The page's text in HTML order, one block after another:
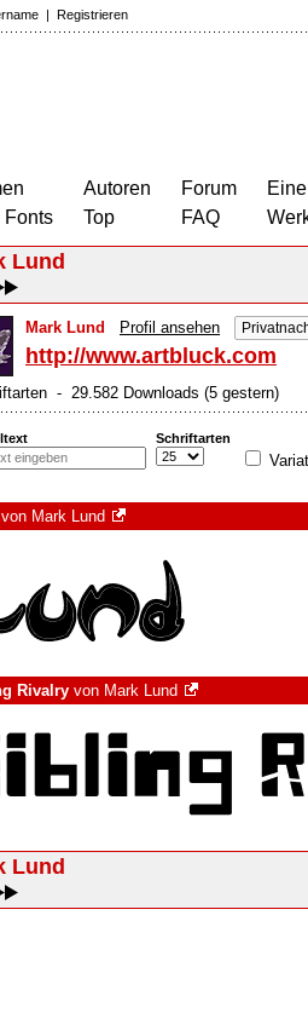
| Registrieren
Fonts
Autoren
Top
Forum
FAQ
Lund
Mark Lund Profil ansehen
http://www.artbluck.com
- 29.582 Downloads (5 gestern)
Schriftarten
von Mark Lund
Rivalry von Mark Lund
Lund